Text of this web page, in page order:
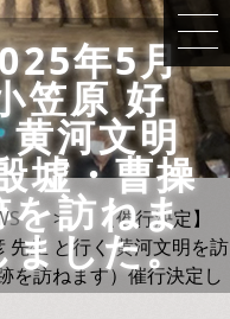
年5月
笠原 好
河文明
墟・曹操
を訪ねま
ました。
>
【催行決定】
先生 と行く 黄河文明を訪
を訪ねます）催行決定し